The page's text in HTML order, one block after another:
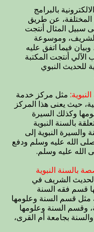
بالبرامج
المختلفة، عن طريق
سبيل المثال أنتجت
وموسوعة
فيما اتفق عليه
أنتجت المكتبة
للحديث النبوي
مثل مركز خدمة
حيث يعنى هذا المركز
وكذلك السيرة
بالسنة النبوية
النبوية إلى
الله عليه وسلم ودفع
الله عليه وسلم.
بالسنة النبوية
الشريف في
قسم فقه السنة
قسم السنة وعلومها
وقسم السنة وعلومها
بجامعة أم القرى،